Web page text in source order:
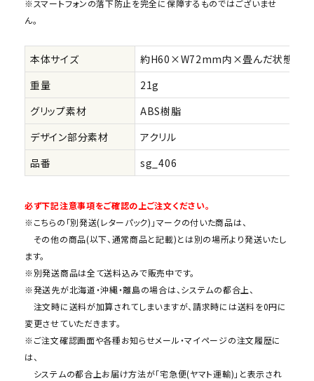
※スマートフォンの落下防止を完全に保障するものではございませ
ん。
本体サイズ
約H60×W72mm内×畳んだ状態
重量
21g
グリップ素材
ABS樹脂
デザイン部分素材
アクリル
品番
sg_406
必ず下記注意事項をご確認の上ご注文ください。
※こちらの「別発送(レターパック)」マークの付いた商品は、
その他の商品(以下、通常商品と記載)とは別の場所より発送いたし
ます。
※別発送商品は全て送料込みで販売中です。
※発送先が北海道・沖縄・離島の場合は、システムの都合上、
注文時に送料が加算されてしまいますが、請求時には送料を0円に
変更させていただきます。
※ご注文確認画面や各種お知らせメール・マイページの注文履歴に
は、
システムの都合上お届け方法が「宅急便(ヤマト運輸)」と表示され